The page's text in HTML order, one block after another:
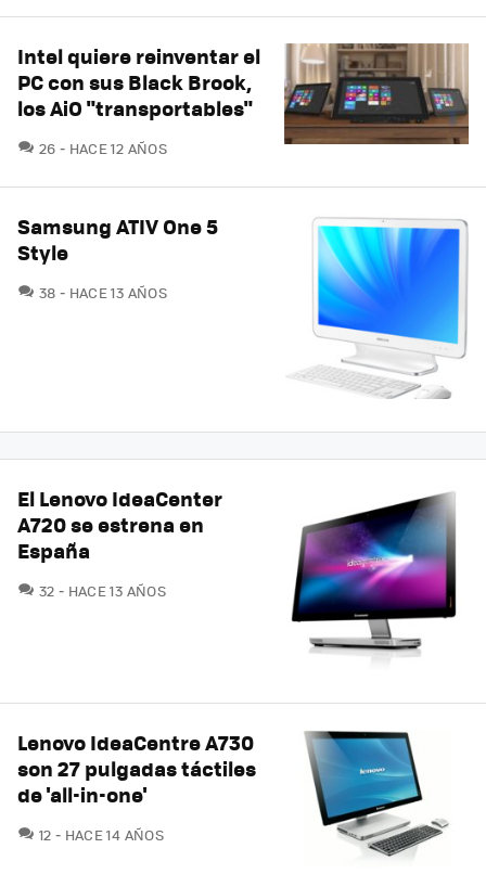
Intel quiere reinventar el
PC con sus Black Brook,
los AiO "transportables"
26 COMENTARIOS
HACE 12 AÑOS
Samsung ATIV One 5
Style
38 COMENTARIOS
HACE 13 AÑOS
El Lenovo IdeaCenter
A720 se estrena en
España
32 COMENTARIOS
HACE 13 AÑOS
Lenovo IdeaCentre A730
son 27 pulgadas táctiles
de 'all-in-one'
12 COMENTARIOS
HACE 14 AÑOS